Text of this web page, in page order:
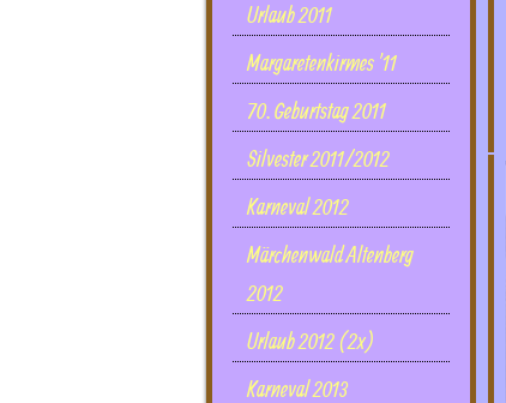
Urlaub 2011
Margaretenkirmes '11
70. Geburtstag 2011
Silvester 2011/2012
Karneval 2012
Märchenwald Altenberg
2012
Urlaub 2012 (2x)
Karneval 2013